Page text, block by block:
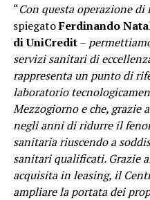
“Con questa operazione
spiegatoFerdinando
di UniCredit–
servizi sanitari di
rappresenta un punto di
laboratorio
Mezzogiorno e che, grazie
negli anni di ridurre il
sanitaria riuscendo a
sanitari qualificati. Grazie
acquisita in leasing, il
ampliare la portata dei